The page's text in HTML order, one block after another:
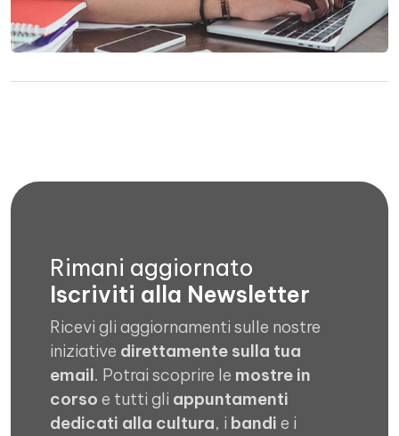
Rimani aggiornato
Iscriviti alla Newsletter
Ricevi gli aggiornamenti sulle nostre
iniziative direttamente sulla tua
email. Potrai scoprire le mostre in
corso e tutti gli appuntamenti
dedicati alla cultura, i bandi e i